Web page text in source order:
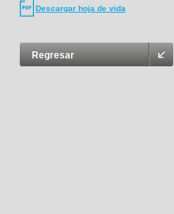
Descargar hoja de vida
Regresar